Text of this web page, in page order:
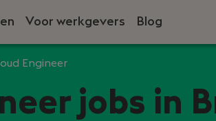
Voor werkgevers Blog
Engineer
jobs in